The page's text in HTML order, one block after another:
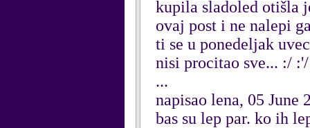
kupila sladoled otišla
ovaj post i ne nalepi
ti se u ponedeljak
nisi procitao sve... :/
...
napisao lena, 05 June
bas su lep par. ko ih